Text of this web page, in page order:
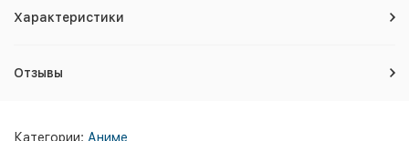
Характеристики
Отзывы
Категории: Аниме